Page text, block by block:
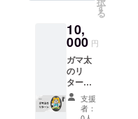
をサポート
循環を創っ
ていきま
條光成
ン入
り） 商
品サイ
ズ：
257mm
×364m
m B4サ
イズ ※
す
る
10,
000 円
ガマ太
のリ
ターン
④ 個人
スポン
サー
支援
者：